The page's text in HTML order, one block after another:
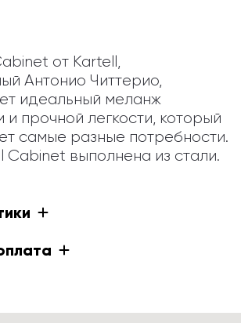
от Kartell,
Антонио Читтерио,
идеальный меланж
и прочной легкости, который
самые разные потребности.
выполнена из стали.